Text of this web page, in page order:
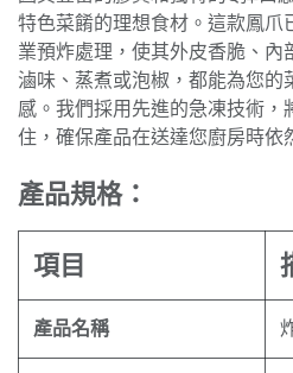
特色菜餚的理想食材。這款鳳爪
業預炸處理，使其外皮香脆、內
滷味、蒸煮或泡椒，都能為您的
感。我們採用先進的急凍技術，
住，確保產品在送達您廚房時依
產品規格：
項目
產品名稱